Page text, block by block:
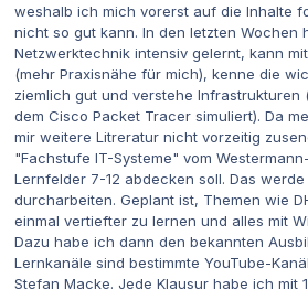
weshalb ich mich vorerst auf die Inhalte
nicht so gut kann. In den letzten Wochen
Netzwerktechnik intensiv gelernt, kann
(mehr Praxisnähe für mich), kenne die
ziemlich gut und verstehe Infrastrukturen
dem Cisco Packet Tracer simuliert). Da
mir weitere Litreratur nicht vorzeitig
"Fachstufe IT-Systeme" vom
Lernfelder 7-12 abdecken soll. Das
durcharbeiten. Geplant ist, Themen wie
einmal vertiefter zu lernen und alles mit
Dazu habe ich dann den bekannten
Lernkanäle sind bestimmte YouTube-
Stefan Macke. Jede Klausur habe ich mit